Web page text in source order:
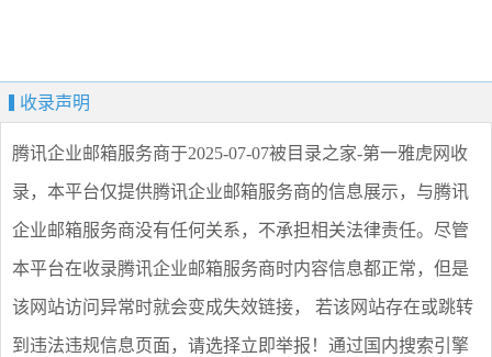
收录声明
腾讯企业邮箱服务商于2025-07-07被目录之家-第一雅虎网收
录，本平台仅提供腾讯企业邮箱服务商的信息展示，与腾讯
企业邮箱服务商没有任何关系，不承担相关法律责任。尽管
本平台在收录腾讯企业邮箱服务商时内容信息都正常，但是
该网站访问异常时就会变成失效链接， 若该网站存在或跳转
到违法违规信息页面，请选择立即举报 ！通过国内搜索引擎